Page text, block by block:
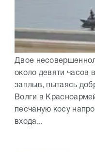
Двое
около девяти часов
заплыв, пытаясь
Волги в
песчаную косу
входа...